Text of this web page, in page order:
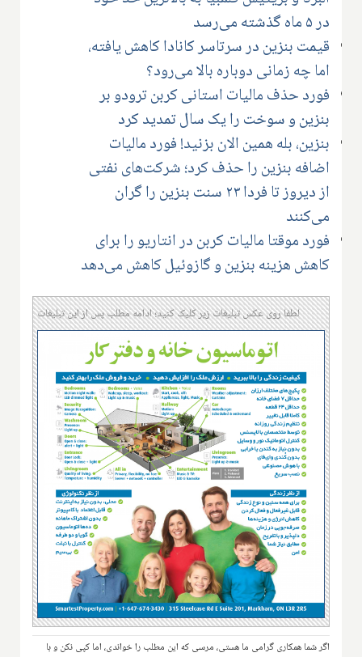
در ۵ ماه گذشته می‌رسد
قیمت بنزین در سرتاسر کانادا کاهش یافته،
اما چه زمانی دوباره بالا می‌رود؟
فورد حذف مالیات استانی کربن ترودو بر
بنزین و سوخت را یک سال تمدید کرد
بنزین، بله همین الان بزنید! فورد مالیات
اضافه بنزین را حذف کرد؛ شرکت‌های نفتی
از دیروز تا فردا ۲۳ سنت بنزین را گران
می‌کنند
فورد موقتا مالیات کربن در انتاریو را برای
کاهش هزینه بنزین و گازوئیل کاهش می‌دهد
لطفا روی عکس تبلیغات زیر کلیک کنید؛ ادامه مطلب پس از این تبلیغات
اگر شما همکاری گرامی ما هستی، مرسی که این مطلب را خواندی، اما کپی نکن و با